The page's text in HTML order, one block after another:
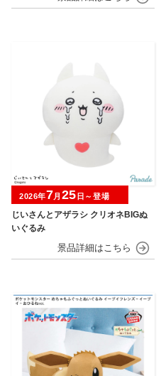
じいさんとアザラシ クリオネBIGぬ
いぐるみ
2026年7月 25 日～登場